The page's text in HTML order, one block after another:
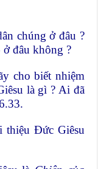
chúng ở đâu ?
đâu không ?
cho biết nhiệm
là gì ? Ai đã
Đức Giêsu